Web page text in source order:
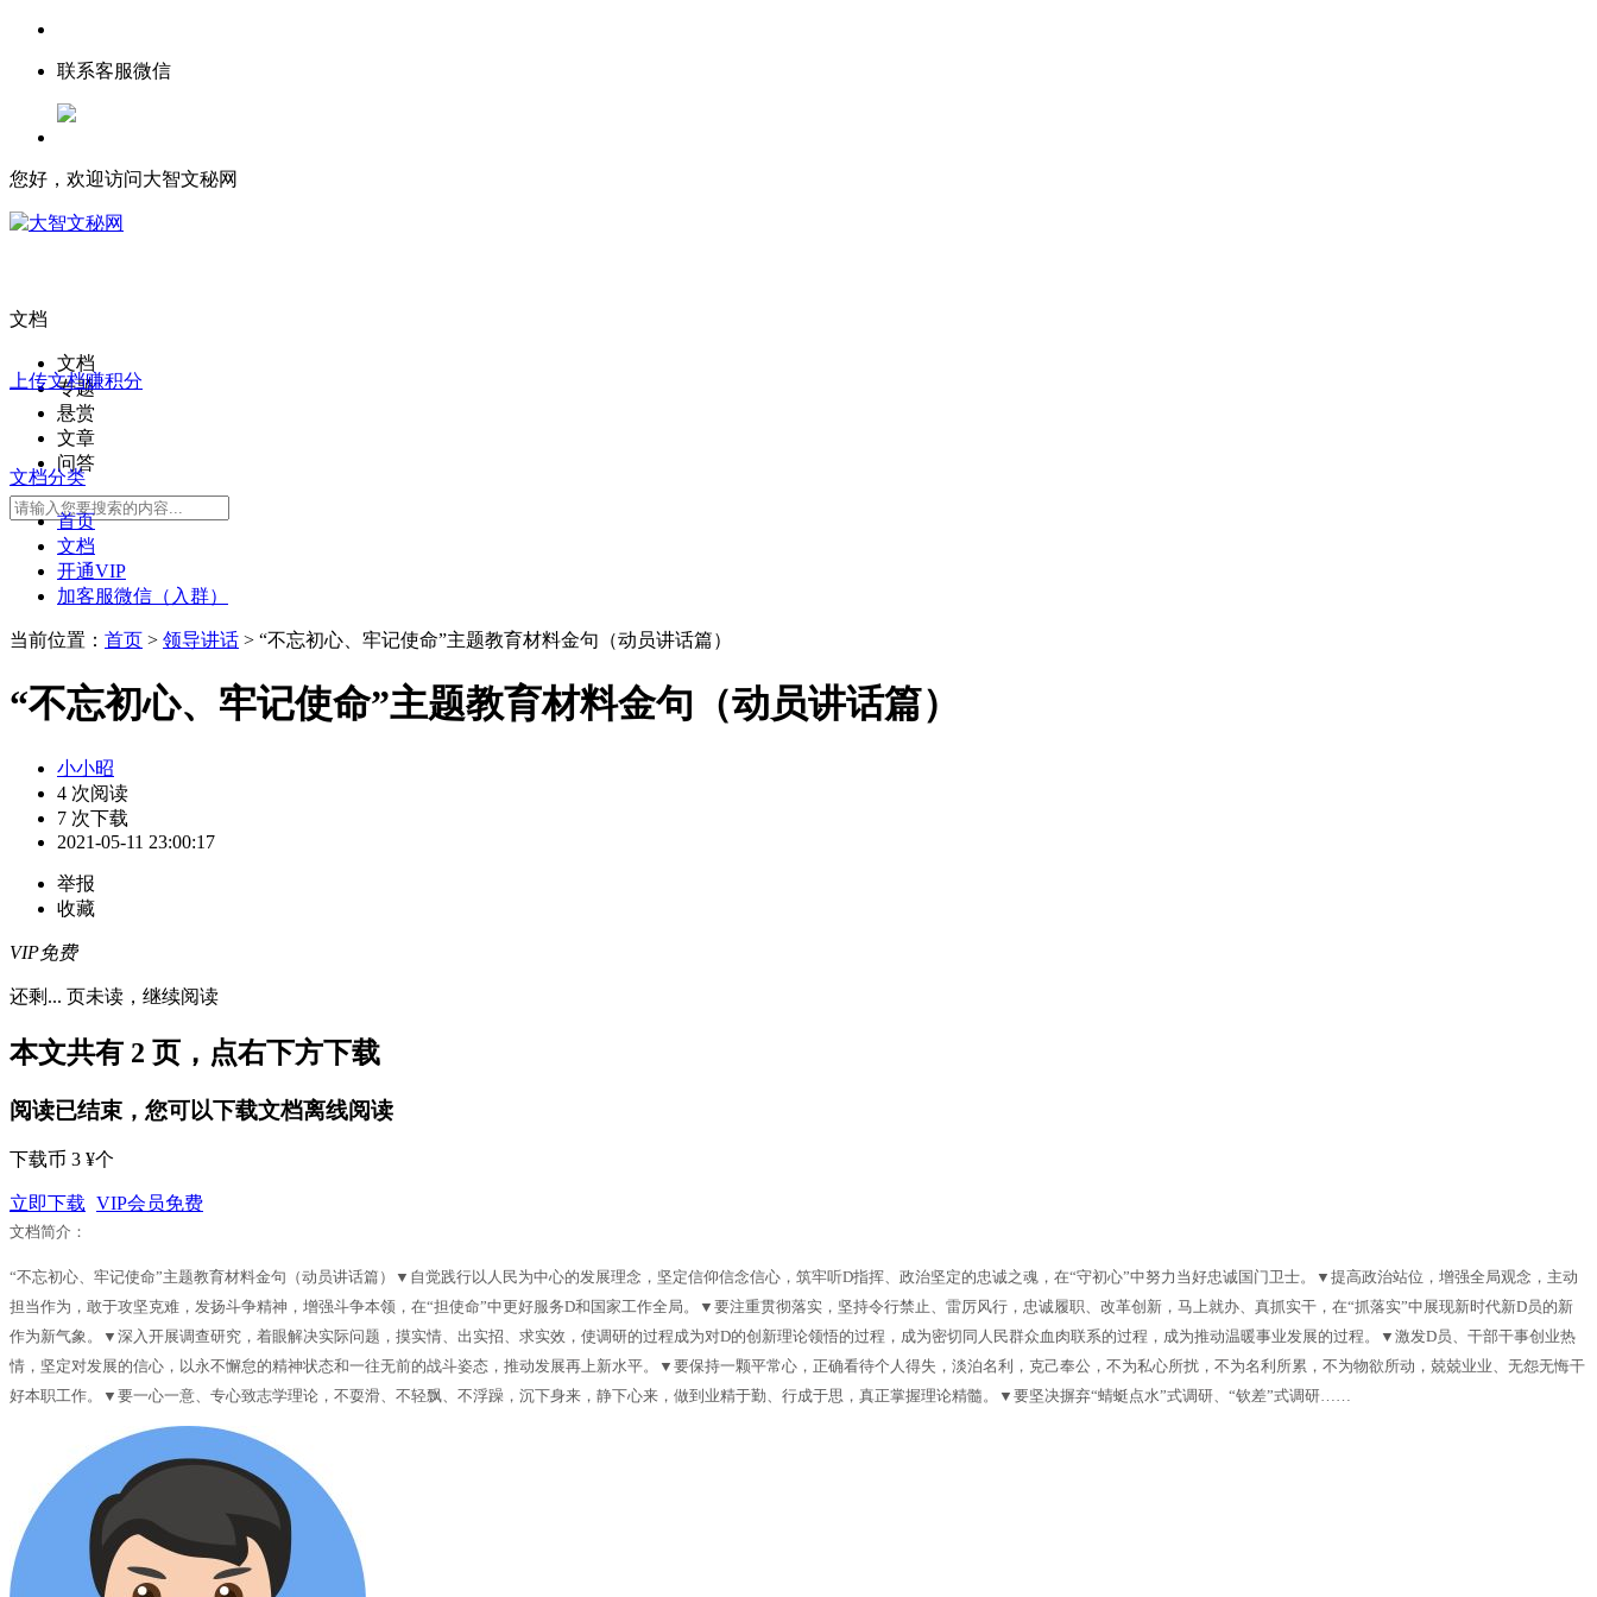
联系客服微信
您好，欢迎访问大智文秘网
文档
文档
专题
悬赏
文章
问答
上传文档赚积分
文档分类
首页
文档
开通VIP
加客服微信（入群）
当前位置： 首页 > 领导讲话 > “不忘初心、牢记使命”主题教育材料金句（动员讲话篇）
“不忘初心、牢记使命”主题教育材料金句（动员讲话篇）
小小昭
4 次阅读
7 次下载
2021-05-11 23:00:17
举报
收藏
VIP免费
还剩 ... 页未读， 继续阅读
本文共有 2 页，点右下方下载
阅读已结束，您可以下载文档离线阅读
下载币 3 ¥个
立即下载 VIP会员免费
文档简介：
“不忘初心、牢记使命”主题教育材料金句（动员讲话篇）▼自觉践行以人民为中心的发展理念，坚定信仰信念信心，筑牢听D指挥、政治坚定的忠诚之魂，在“守初心”中努力当好忠诚国门卫士。▼提高政治站位，增强全局观念，主动
担当作为，敢于攻坚克难，发扬斗争精神，增强斗争本领，在“担使命”中更好服务D和国家工作全局。▼要注重贯彻落实，坚持令行禁止、雷厉风行，忠诚履职、改革创新，马上就办、真抓实干，在“抓落实”中展现新时代新D员的新
作为新气象。▼深入开展调查研究，着眼解决实际问题，摸实情、出实招、求实效，使调研的过程成为对D的创新理论领悟的过程，成为密切同人民群众血肉联系的过程，成为推动温暖事业发展的过程。▼激发D员、干部干事创业热
情，坚定对发展的信心，以永不懈怠的精神状态和一往无前的战斗姿态，推动发展再上新水平。▼要保持一颗平常心，正确看待个人得失，淡泊名利，克己奉公，不为私心所扰，不为名利所累，不为物欲所动，兢兢业业、无怨无悔干
好本职工作。▼要一心一意、专心致志学理论，不耍滑、不轻飘、不浮躁，沉下身来，静下心来，做到业精于勤、行成于思，真正掌握理论精髓。▼要坚决摒弃“蜻蜓点水”式调研、“钦差”式调研……